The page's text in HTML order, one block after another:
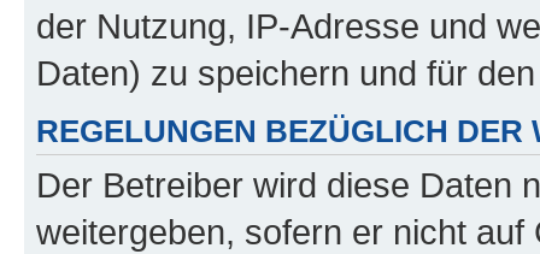
der Nutzung, IP-Adresse und
Daten) zu speichern und für
REGELUNGEN BEZÜGLICH DER
Der Betreiber wird diese Daten
weitergeben, sofern er nicht